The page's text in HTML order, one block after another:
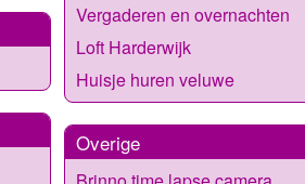
Vergaderen en overnachten
Loft Harderwijk
Huisje huren veluwe
Overige